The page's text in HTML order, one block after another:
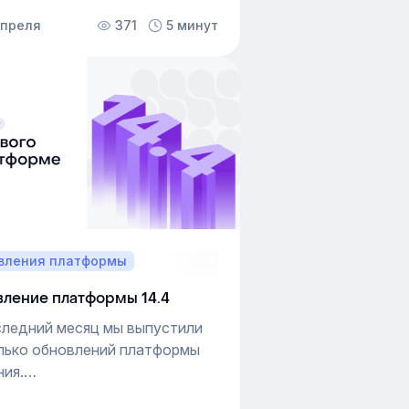
влияют на обучение,
ними работать, используют
типологию, которая
как устроены MBTI
и как их учитывать в
Разберём, как это
применяют в бизнесе
пользу он даёт в
371 5 минут
платформы
платформы 14.4
месяц мы выпустили
обновлений платформы